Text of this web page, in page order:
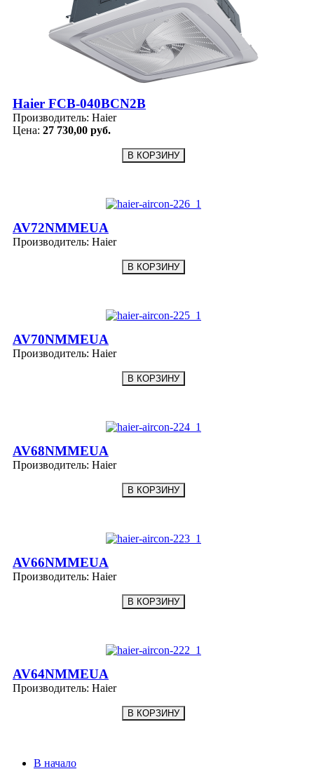
Haier FCB-040BCN2B
Производитель: Haier
Цена: 27 730,00 руб.
AV72NMMEUA
Производитель: Haier
AV70NMMEUA
Производитель: Haier
AV68NMMEUA
Производитель: Haier
AV66NMMEUA
Производитель: Haier
AV64NMMEUA
Производитель: Haier
В начало